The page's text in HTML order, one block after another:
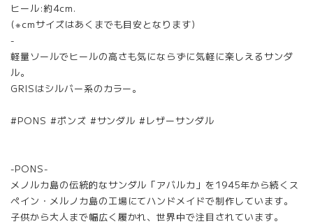
ヒール:約4cm.
(※cmサイズはあくまでも目安となります)
-
軽量ソールでヒールの高さも気にならずに気軽に楽しえるサンダ
ル。
GRISはシルバー系のカラー。
#PONS #ポンズ #サンダル #レザーサンダル
-PONS-
メノルカ島の伝統的なサンダル「アバルカ」を1945年から続くス
ペイン・メルノカ島の工場にてハンドメイドで制作しています。
子供から大人まで幅広く履かれ、世界中で注目されています。